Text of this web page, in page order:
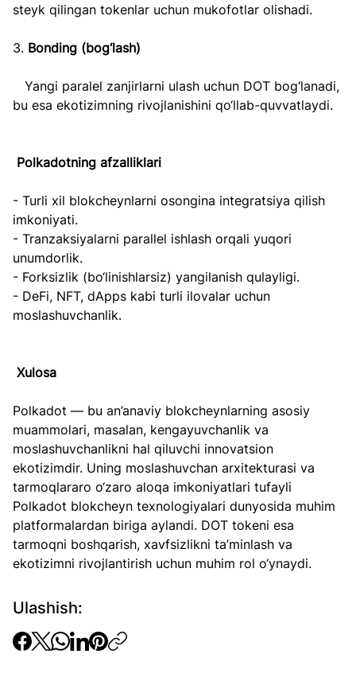
steyk qilingan tokenlar uchun mukofotlar olishadi.
3. Bonding (bog‘lash)
bu esa ekotizimning rivojlanishini qo‘llab-quvvatlaydi.
Polkadotning afzalliklari
- Turli xil blokcheynlarni osongina integratsiya qilish
imkoniyati.
- Tranzaksiyalarni parallel ishlash orqali yuqori
unumdorlik.
- Forksizlik (bo‘linishlarsiz) yangilanish qulayligi.
- DeFi, NFT, dApps kabi turli ilovalar uchun
moslashuvchanlik.
Xulosa
Polkadot — bu an’anaviy blokcheynlarning asosiy
muammolari, masalan, kengayuvchanlik va
moslashuvchanlikni hal qiluvchi innovatsion
ekotizimdir. Uning moslashuvchan arxitekturasi va
tarmoqlararo o‘zaro aloqa imkoniyatlari tufayli
Polkadot blokcheyn texnologiyalari dunyosida muhim
platformalardan biriga aylandi. DOT tokeni esa
tarmoqni boshqarish, xavfsizlikni ta’minlash va
ekotizimni rivojlantirish uchun muhim rol o‘ynaydi.
Ulashish: